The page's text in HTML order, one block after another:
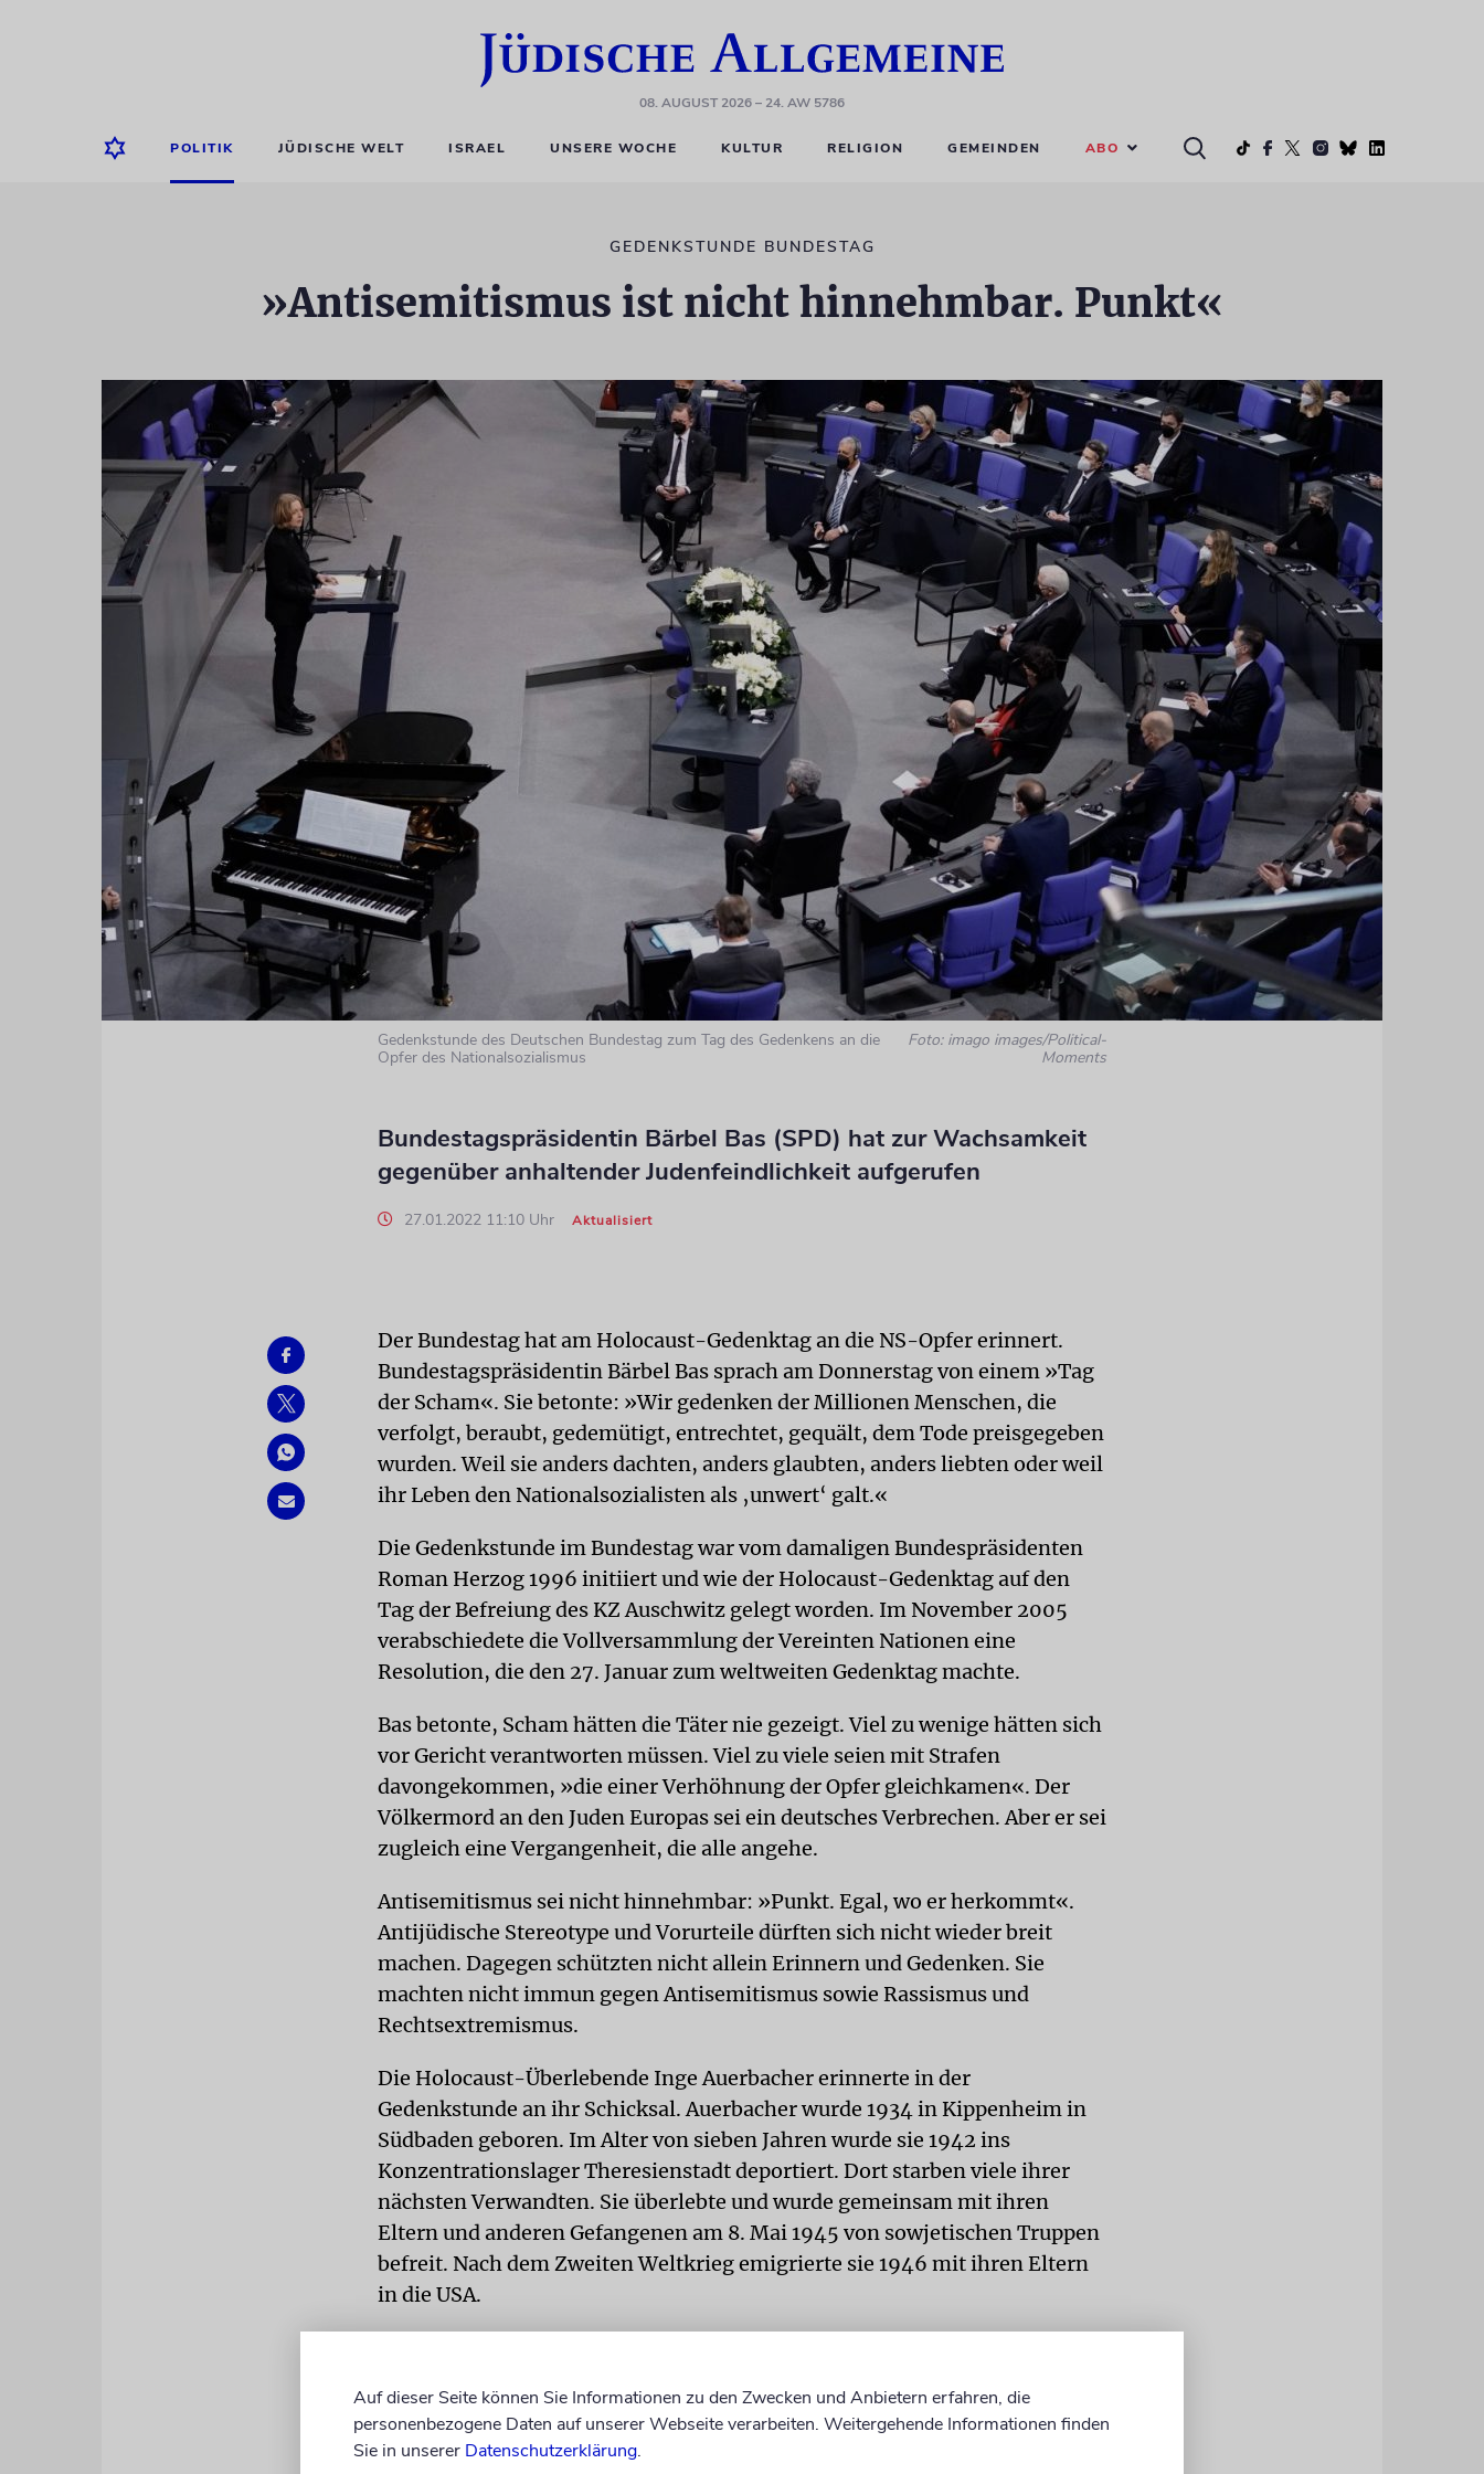
08. AUGUST 2026– 24. AW 5786
POLITIK JÜDISCHE WELT ISRAEL UNSERE WOCHE KULTUR RELIGION GEMEINDEN ABO
GEDENKSTUNDE BUNDESTAG
»Antisemitismus ist nicht hinnehmbar. Punkt«
Gedenkstunde des Deutschen Bundestag zum Tag des Gedenkens an die
Opfer des Nationalsozialismus
Foto: imago images/Political-
Moments
Bundestagspräsidentin Bärbel Bas (SPD) hat zur Wachsamkeit
gegenüber anhaltender Judenfeindlichkeit aufgerufen
27.01.2022 11:10 Uhr Aktualisiert
Der Bundestag hat am Holocaust-Gedenktag an die NS-Opfer erinnert.
Bundestagspräsidentin Bärbel Bas sprach am Donnerstag von einem »Tag
der Scham«. Sie betonte: »Wir gedenken der Millionen Menschen, die
verfolgt, beraubt, gedemütigt, entrechtet, gequält, dem Tode preisgegeben
wurden. Weil sie anders dachten, anders glaubten, anders liebten oder weil
ihr Leben den Nationalsozialisten als ‚unwert‘ galt.«
Die Gedenkstunde im Bundestag war vom damaligen Bundespräsidenten
Roman Herzog 1996 initiiert und wie der Holocaust-Gedenktag auf den
Tag der Befreiung des KZ Auschwitz gelegt worden. Im November 2005
verabschiedete die Vollversammlung der Vereinten Nationen eine
Resolution, die den 27. Januar zum weltweiten Gedenktag machte.
Bas betonte, Scham hätten die Täter nie gezeigt. Viel zu wenige hätten sich
vor Gericht verantworten müssen. Viel zu viele seien mit Strafen
davongekommen, »die einer Verhöhnung der Opfer gleichkamen«. Der
Völkermord an den Juden Europas sei ein deutsches Verbrechen. Aber er sei
zugleich eine Vergangenheit, die alle angehe.
Antisemitismus sei nicht hinnehmbar: »Punkt. Egal, wo er herkommt«.
Antijüdische Stereotype und Vorurteile dürften sich nicht wieder breit
machen. Dagegen schützten nicht allein Erinnern und Gedenken. Sie
machten nicht immun gegen Antisemitismus sowie Rassismus und
Rechtsextremismus.
Die Holocaust-Überlebende Inge Auerbacher erinnerte in der
Gedenkstunde an ihr Schicksal. Auerbacher wurde 1934 in Kippenheim in
Südbaden geboren. Im Alter von sieben Jahren wurde sie 1942 ins
Konzentrationslager Theresienstadt deportiert. Dort starben viele ihrer
nächsten Verwandten. Sie überlebte und wurde gemeinsam mit ihren
Eltern und anderen Gefangenen am 8. Mai 1945 von sowjetischen Truppen
befreit. Nach dem Zweiten Weltkrieg emigrierte sie 1946 mit ihren Eltern
in die USA.
vielen Ländern - auch in Deutschland - sei der Judenhass wieder alltäglich
geworden. Die Krankheit müsse so schnell wie möglich geheilt werden.
Auf dieser Seite können Sie Informationen zu den Zwecken und Anbietern erfahren, die
personenbezogene Daten auf unserer Webseite verarbeiten. Weitergehende Informationen finden
Sie in unserer Datenschutzerklärung.